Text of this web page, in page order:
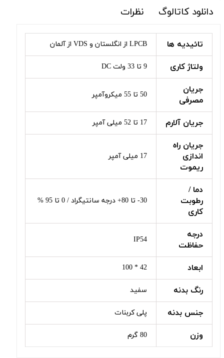
دانلود کاتالوگ نظرات
تائیدیه ها LPCB از انگلستان و VDS از آلمان
ولتاژ کاری 9 تا 33 ولت DC
جریان
مصرفی
50 تا 55 میکروآمپر
جریان آلارم 17 تا 52 میلی آمپر
جریان راه
اندازی
ریموت
17 میلی آمپر
دما /
رطوبت
کاری
30- تا 80+ درجه سانتیگراد / 0 تا 95 %
درجه
حفاظت
IP54
ابعاد 42 * 100
رنگ بدنه سفید
جنس بدنه پلی کربنات
وزن 80 گرم